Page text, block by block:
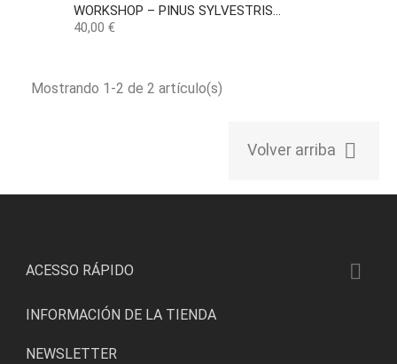
WORKSHOP – PINUS SYLVESTRIS...
Precio
40,00 €
Mostrando 1-2 de 2 artículo(s)
Volver arriba 
ACESSO RÁPIDO 
INFORMACIÓN DE LA TIENDA
NEWSLETTER